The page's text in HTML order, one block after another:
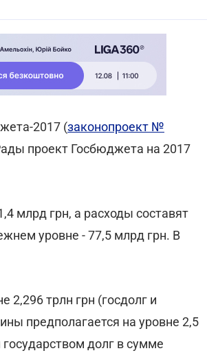
2017 (законопроект №
проект Госбюджета на 2017
млрд грн, а расходы составят
уровне - 77,5 млрд грн. В
2,296 трлн грн (госдолг и
предполагается на уровне 2,5
долг в сумме